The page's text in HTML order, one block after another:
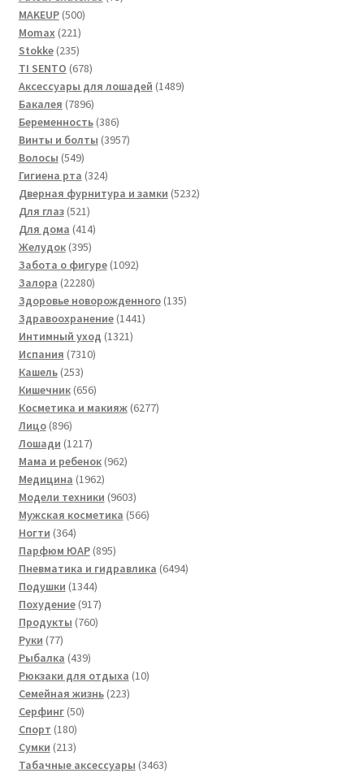
MAKEUP 500500
Momax 221221
товар
Stokke 235235
товаров
TI SENTO 678678
товаров
Аксессуары для лошадей 14891489
Бакалея 78967896
товаров
Беременность 386386
товаров
Винты и болты 39573957
Волосы 549549
товаров
Гигиена рта 324324
товара
Дверная фурнитура и замки 52325232
Для глаз 521521
товар
Для дома 414414
Желудок 395395
товаров
Забота о фигуре 10921092
Залора 2228022280
товаров
Здоровье новорожденного 135135
Здравоохранение 14411441
Интимный уход 13211321
Испания 73107310
Кашель 253253
товара
Кишечник 656656
товаров
Косметика и макияж 62776277
Лицо 896896
товаров
Лошади 12171217
товаров
Мама и ребенок 962962
Медицина 19621962
товара
Модели техники 96039603
товара
Мужская косметика 566566
Ногти 364364
товара
Парфюм ЮАР 895895
товаров
Пневматика и гидравлика 64946494
Подушки 13441344
товара
Похудение 917917
товаров
Продукты 760760
Руки 7777
товаров
Рыбалка 439439
товаров
Рюкзаки для отдыха 1010
Семейная жизнь 223223
Серфинг 5050
Спорт 180180
товаров
Сумки 213213
товаров
Табачные аксессуары 34633463